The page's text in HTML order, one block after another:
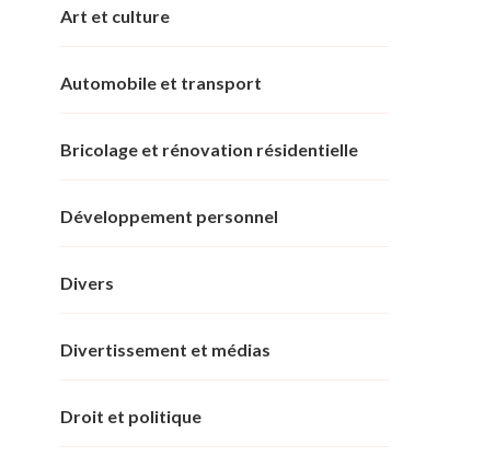
Art et culture
Automobile et transport
Bricolage et rénovation résidentielle
Développement personnel
Divers
Divertissement et médias
Droit et politique